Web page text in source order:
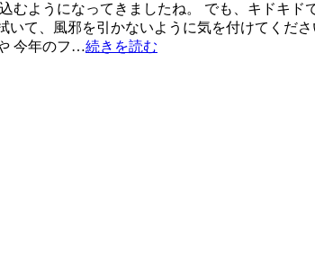
ようになってきましたね。 でも、キドキド
て、風邪を引かないように気を付けてくだ
今年のフ…続きを読む